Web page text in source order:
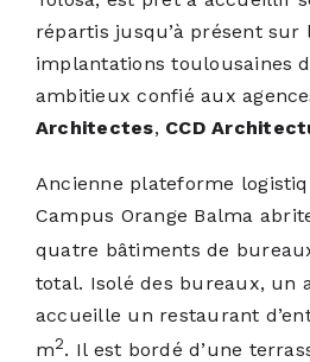
répartis jusqu’à présent sur
implantations toulousaines
ambitieux confié aux
Architectes, CCD
Ancienne plateforme
Campus Orange Balma
quatre bâtiments de
total. Isolé des bureaux, un
accueille un restaurant
m2. Il est bordé d’une